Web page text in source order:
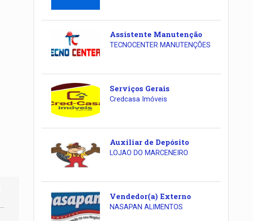
Assistente Manutenção
TECNOCENTER MANUTENÇÕES
Serviços Gerais
Credcasa Imóveis
Auxiliar de Depósito
LOJAO DO MARCENEIRO
Vendedor(a) Externo
NASAPAN ALIMENTOS